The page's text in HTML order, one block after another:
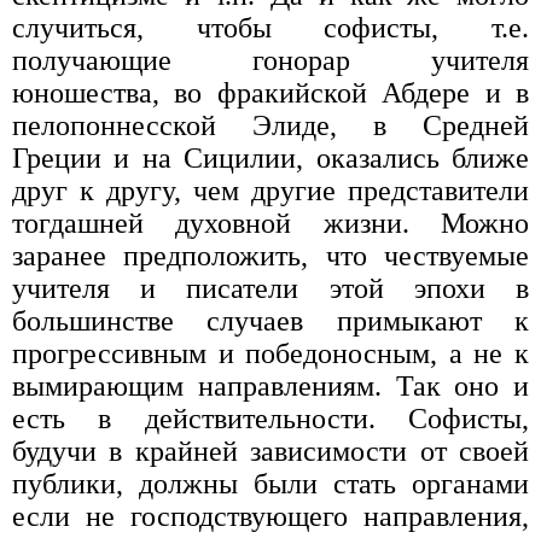
случиться, чтобы софисты, т.е.
получающие го­норар учителя
юношества, во фракийской Абдере и в
пелопоннесской Элиде, в Средней
Греции и на Сици­лии, оказались ближе
друг к другу, чем другие представители
тогдашней духовной жизни. Можно
заранее предположить, что чествуемые
учителя и писатели этой эпохи в
большинстве случаев примыкают к
прогрессивным и победоносным, а не к
вымирающим на­правлениям. Так оно и
есть в действительности. Софисты,
будучи в крайней зависимости от своей
публики, должны были стать органами
если не господствующего направления,